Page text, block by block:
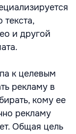
и другой
к целевым
рекламу в
кому ее
рекламу
Общая цель